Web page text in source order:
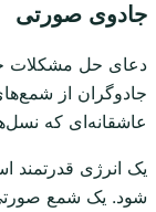
جادوی صورتی
دعای حل مشکلات
جادوگران از
عاشقانه‌ای که
یک انرژی قدرتمند
شود. یک شمع